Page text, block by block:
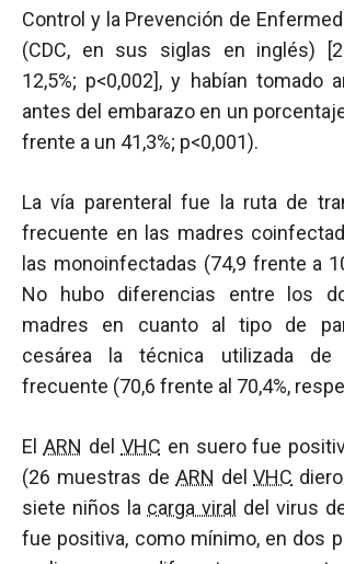
Control y la Prevención de
(CDC, en sus siglas en inglés)
12,5%; p<0,002], y habían tomado
antes del embarazo en un
frente a un 41,3%; p<0,001).
La vía parenteral fue la ruta de
frecuente en las madres
las monoinfectadas (74,9 frente a
No hubo diferencias entre los
madres en cuanto al tipo de
cesárea la técnica utilizada de
frecuente (70,6 frente al 70,4%,
El ARN del VHC en suero fue
(26 muestras de ARN delVHC
siete niños la carga viral del virus
fue positiva, como mínimo, en dos